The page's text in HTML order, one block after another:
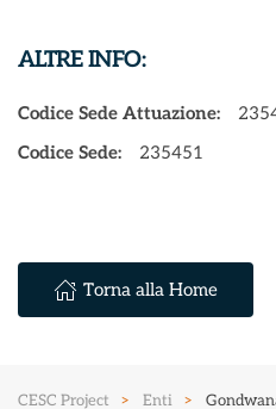
ALTRE INFO:
Codice Sede Attuazione:
Codice Sede:
235451
Torna alla Home
CESC Project Enti